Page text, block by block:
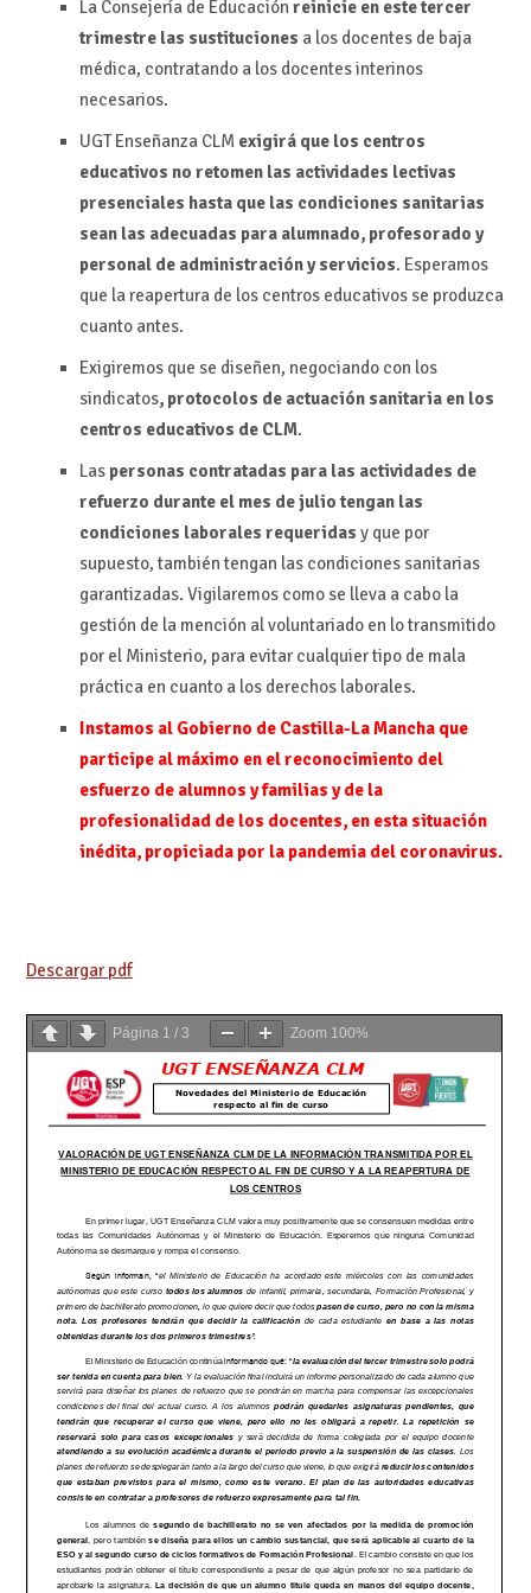
La Consejería de Educación reinicie en este tercer
trimestre las sustituciones a los docentes de baja
médica, contratando a los docentes interinos
necesarios.
UGT Enseñanza CLM exigirá que los centros
educativos no retomen las actividades lectivas
presenciales hasta que las condiciones sanitarias
sean las adecuadas para alumnado, profesorado y
personal de administración y servicios. Esperamos
que la reapertura de los centros educativos se produzca
cuanto antes.
Exigiremos que se diseñen, negociando con los
sindicatos, protocolos de actuación sanitaria en los
centros educativos de CLM.
Las personas contratadas para las actividades de
refuerzo durante el mes de julio tengan las
condiciones laborales requeridas y que por
supuesto, también tengan las condiciones sanitarias
garantizadas. Vigilaremos como se lleva a cabo la
gestión de la mención al voluntariado en lo transmitido
por el Ministerio, para evitar cualquier tipo de mala
práctica en cuanto a los derechos laborales.
Instamos al Gobierno de Castilla-La Mancha que
participe al máximo en el reconocimiento del
esfuerzo de alumnos y familias y de la
profesionalidad de los docentes, en esta situación
inédita, propiciada por la pandemia del coronavirus.
Descargar pdf
Página 1 / 3 Zoom 100%